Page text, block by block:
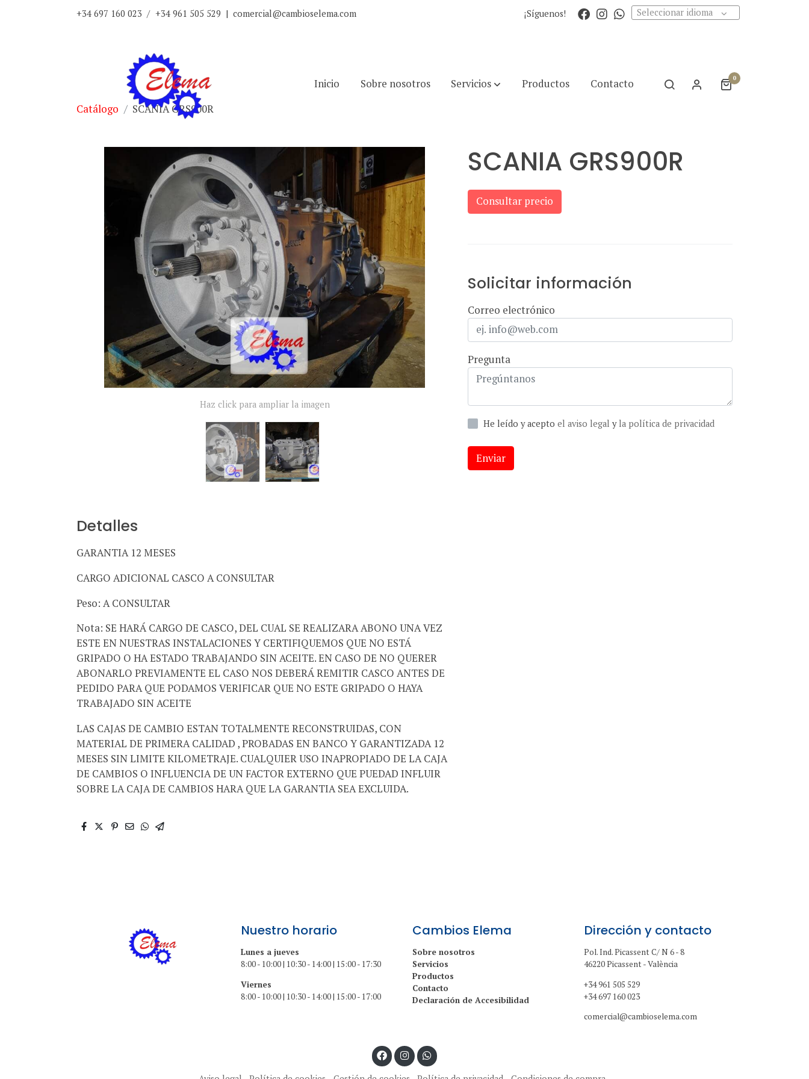
+34 697 160 023 / +34 961 505 529 | comercial@cambioselema.com ¡Síguenos! Seleccionar idioma
Inicio Sobre nosotros Servicios Productos Contacto 0
Catálogo SCANIA GRS900R
Haz click para ampliar la imagen
Detalles
GARANTIA 12 MESES
CARGO ADICIONAL CASCO A CONSULTAR
Peso: A CONSULTAR
Nota: SE HARÁ CARGO DE CASCO, DEL CUAL SE REALIZARA ABONO UNA VEZ
ESTE EN NUESTRAS INSTALACIONES Y CERTIFIQUEMOS QUE NO ESTÁ
GRIPADO O HA ESTADO TRABAJANDO SIN ACEITE. EN CASO DE NO QUERER
ABONARLO PREVIAMENTE EL CASO NOS DEBERÁ REMITIR CASCO ANTES DE
PEDIDO PARA QUE PODAMOS VERIFICAR QUE NO ESTE GRIPADO O HAYA
TRABAJADO SIN ACEITE
LAS CAJAS DE CAMBIO ESTAN TOTALMENTE RECONSTRUIDAS, CON
MATERIAL DE PRIMERA CALIDAD , PROBADAS EN BANCO Y GARANTIZADA 12
MESES SIN LIMITE KILOMETRAJE. CUALQUIER USO INAPROPIADO DE LA CAJA
DE CAMBIOS O INFLUENCIA DE UN FACTOR EXTERNO QUE PUEDAD INFLUIR
SOBRE LA CAJA DE CAMBIOS HARA QUE LA GARANTIA SEA EXCLUIDA.
SCANIA GRS900R
Consultar precio
Solicitar información
Correo electrónico
Pregunta
He leído y acepto el aviso legal yla política de privacidad
Enviar
Nuestro horario
Lunes a jueves
8:00 - 10:00 | 10:30 - 14:00 | 15:00 - 17:30
Viernes
8:00 - 10:00 | 10:30 - 14:00 | 15:00 - 17:00
Cambios Elema
Sobre nosotros
Servicios
Productos
Contacto
Declaración de Accesibilidad
Dirección y contacto
Pol. Ind. Picassent C/ N 6 - 8
46220 Picassent - València
+34 961 505 529
+34 697 160 023
comercial@cambioselema.com